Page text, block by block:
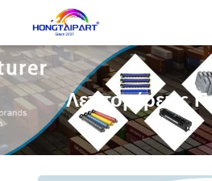
Λεπτομέρειες